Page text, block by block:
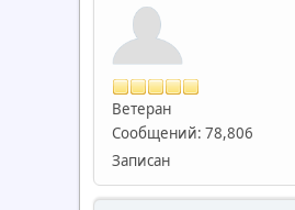
Ветеран
Сообщений: 78,806
Записан